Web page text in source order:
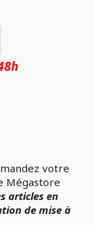
votre
Mégastore
articles en
de mise à